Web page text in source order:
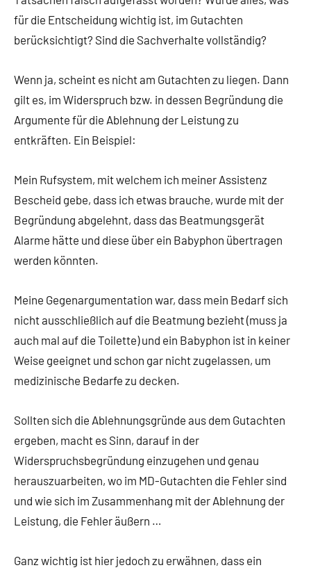
für die Entscheidung wichtig ist, im Gutachten
berücksichtigt? Sind die Sachverhalte vollständig?
Wenn ja, scheint es nicht am Gutachten zu liegen. Dann
gilt es, im Widerspruch bzw. in dessen Begründung die
Argumente für die Ablehnung der Leistung zu
entkräften. Ein Beispiel:
Mein Rufsystem, mit welchem ich meiner Assistenz
Bescheid gebe, dass ich etwas brauche, wurde mit der
Begründung abgelehnt, dass das Beatmungsgerät
Alarme hätte und diese über ein Babyphon übertragen
werden könnten.
Meine Gegenargumentation war, dass mein Bedarf sich
nicht ausschließlich auf die Beatmung bezieht (muss ja
auch mal auf die Toilette) und ein Babyphon ist in keiner
Weise geeignet und schon gar nicht zugelassen, um
medizinische Bedarfe zu decken.
Sollten sich die Ablehnungsgründe aus dem Gutachten
ergeben, macht es Sinn, darauf in der
Widerspruchsbegründung einzugehen und genau
herauszuarbeiten, wo im MD-Gutachten die Fehler sind
und wie sich im Zusammenhang mit der Ablehnung der
Leistung, die Fehler äußern …
Ganz wichtig ist hier jedoch zu erwähnen, dass ein